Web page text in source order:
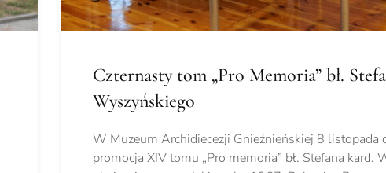
Czternasty tom „Pro Memoria” bł.
Wyszyńskiego
W Muzeum Archidiecezji Gnieźnieńskiej 8 listopada
promocja XIV tomu „Pro memoria” bł. Stefana kard.